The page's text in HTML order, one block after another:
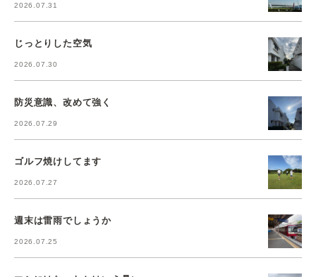
2026.07.31
じっとりした空気
2026.07.30
防災意識、改めて強く
2026.07.29
ゴルフ焼けしてます
2026.07.27
週末は雷雨でしょうか
2026.07.25